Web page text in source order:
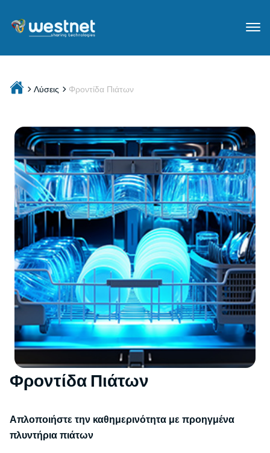
Λύσεις Φροντίδα Πιάτων
Φροντίδα Πιάτων
Απλοποιήστε την καθημερινότητα με προηγμένα
πλυντήρια πιάτων